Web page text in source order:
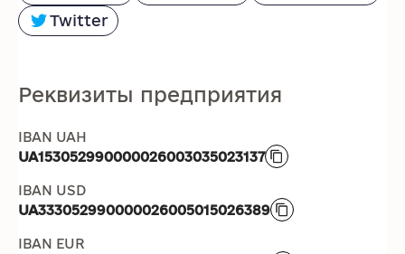
Twitter
Реквизиты предприятия
IBAN UAH
UA153052990000026003035023137
IBAN USD
UA333052990000026005015026389
IBAN EUR